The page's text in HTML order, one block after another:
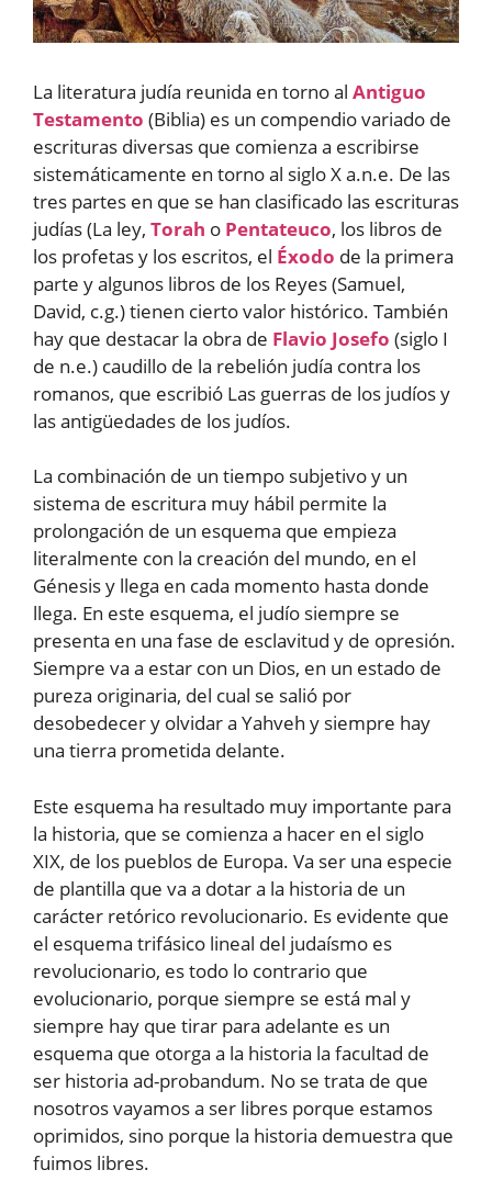
La literatura judía reunida en torno al Antiguo
Testamento (Biblia) es un compendio variado de
escrituras diversas que comienza a escribirse
sistemáticamente en torno al siglo X a.n.e. De las
tres partes en que se han clasificado las escrituras
judías (La ley, Torah o Pentateuco, los libros de
los profetas y los escritos, el Éxodo de la primera
parte y algunos libros de los Reyes (Samuel,
David, c.g.) tienen cierto valor histórico. También
hay que destacar la obra de Flavio Josefo (siglo I
de n.e.) caudillo de la rebelión judía contra los
romanos, que escribió Las guerras de los judíos y
las antigüedades de los judíos.
La combinación de un tiempo subjetivo y un
sistema de escritura muy hábil permite la
prolongación de un esquema que empieza
literalmente con la creación del mundo, en el
Génesis y llega en cada momento hasta donde
llega. En este esquema, el judío siempre se
presenta en una fase de esclavitud y de opresión.
Siempre va a estar con un Dios, en un estado de
pureza originaria, del cual se salió por
desobedecer y olvidar a Yahveh y siempre hay
una tierra prometida delante.
Este esquema ha resultado muy importante para
la historia, que se comienza a hacer en el siglo
XIX, de los pueblos de Europa. Va ser una especie
de plantilla que va a dotar a la historia de un
carácter retórico revolucionario. Es evidente que
el esquema trifásico lineal del judaísmo es
revolucionario, es todo lo contrario que
evolucionario, porque siempre se está mal y
siempre hay que tirar para adelante es un
esquema que otorga a la historia la facultad de
ser historia ad-probandum. No se trata de que
nosotros vayamos a ser libres porque estamos
oprimidos, sino porque la historia demuestra que
fuimos libres.